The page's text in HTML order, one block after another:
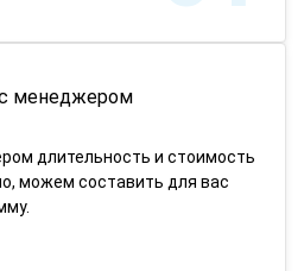
менеджером
длительность и стоимость
можем составить для вас